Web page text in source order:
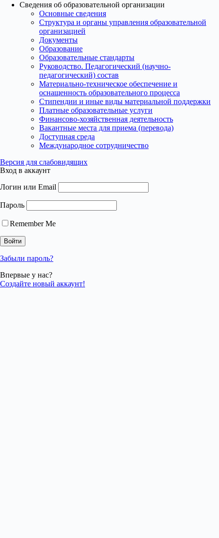
Сведения об образовательной организации
Основные сведения
Структура и органы управления образовательной
организацией
Документы
Образование
Образовательные стандарты
Руководство. Педагогический (научно-
педагогический) состав
Материально-техническое обеспечение и
оснащенность образовательного процесса
Стипендии и иные виды материальной поддержки
Платные образовательные услуги
Финансово-хозяйственная деятельность
Вакантные места для приема (перевода)
Доступная среда
Международное сотрудничество
Версия для слабовидящих
Вход в аккаунт
Логин или Email
Пароль
Remember Me
Забыли пароль?
Впервые у нас?
Создайте новый аккаунт!